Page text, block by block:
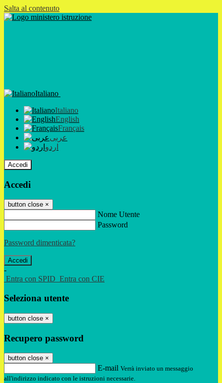
Salta al contenuto
Italiano
Italiano
English
Français
عربى
اردو
Accedi
Accedi
button close ×
Nome Utente
Password
Password dimenticata?
-
Entra con SPID Entra con CIE
Seleziona utente
button close ×
Recupero password
button close ×
E-mail Verrà inviato un messaggio
all'indirizzo indicato con le istruzioni necessarie.